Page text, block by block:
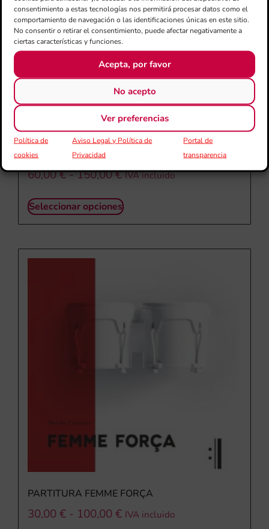
consentimiento a estas tecnologías nos permitirá procesar datos como el
comportamiento de navegación o las identificaciones únicas en este sitio.
No consentir o retirar el consentimiento, puede afectar negativamente a
ciertas características y funciones.
Acepta, por favor
No acepto
Ver preferencias
Política de
cookies
Aviso Legal y Política de
Privacidad
Portal de
transparencia
PARTITURA EL LORO FLORENTINO
60,00€-150,00€ IVA incluido
Seleccionar opciones
PARTITURA FEMME FORÇA
30,00 € - 100,00 € IVA incluido